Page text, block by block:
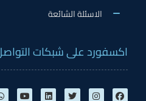
الاسئلة الشائعة
اكسفورد على شبكات التواصل